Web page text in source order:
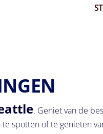
. Geniet van de
spotten of te genieten